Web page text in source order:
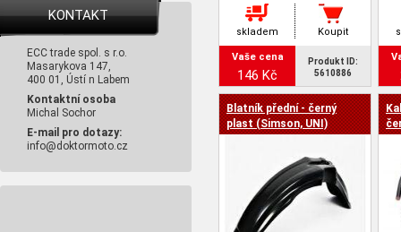
KONTAKT
ECC trade spol. s r.o.
Masarykova 147,
400 01, Ústí n Labem
Kontaktní osoba
Michal Sochor
E-mail pro dotazy:
info@doktormoto.cz
skladem Koupit
Vaše cena
146 Kč
Produkt ID:
5610886
Blatník přední - černý
plast (Simson, UNI)